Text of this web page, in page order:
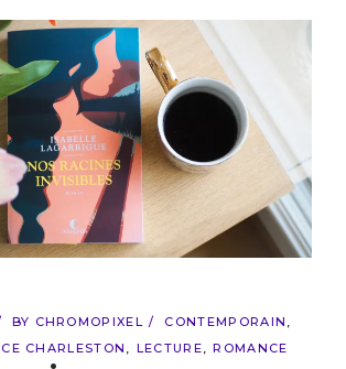
BY CHROMOPIXEL
CONTEMPORAIN
CHARLESTON LECTURE ROMANCE